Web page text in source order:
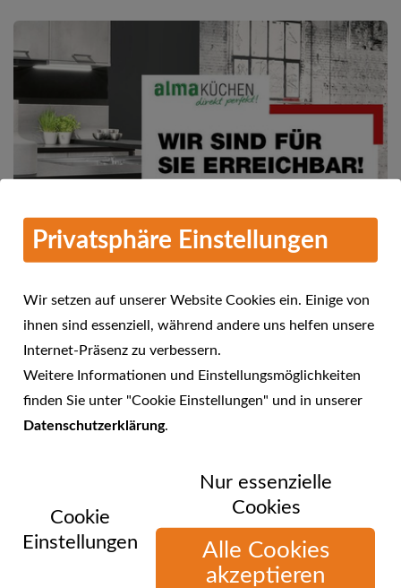
alma KÜCHEN - Wir sind für Sie
erreichbar!
24.04.2021
Privatsphäre Einstellungen
Wir setzen auf unserer Website Cookies ein. Einige von
ihnen sind essenziell, während andere uns helfen unsere
Internet-Präsenz zu verbessern.
Weitere Informationen und Einstellungsmöglichkeiten
finden Sie unter "Cookie Einstellungen" und in unserer
Datenschutzerklärung.
Cookie
Einstellungen
Nur essenzielle
Cookies
Alle Cookies
akzeptieren